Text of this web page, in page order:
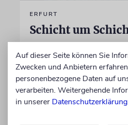
ERFURT
Schicht um
seit wenigen Tagen nach
jüdischer Geschichte
Bagger, dann von Hand
Auf dieser Seite können Sie
Zwecken und Anbietern
personenbezogene Daten auf
verarbeiten. Weitergehende
in unserer Datenschutzerklärung